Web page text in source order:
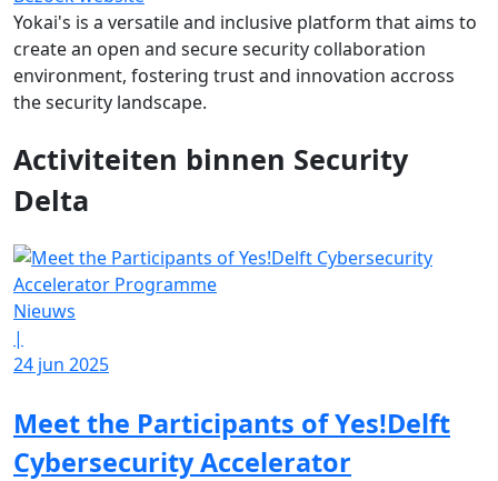
Yokai's is a versatile and inclusive platform that aims to
create an open and secure security collaboration
environment, fostering trust and innovation accross
the security landscape.
Activiteiten binnen Security
Delta
Nieuws
|
24 jun 2025
Meet the Participants of Yes!Delft
Cybersecurity Accelerator